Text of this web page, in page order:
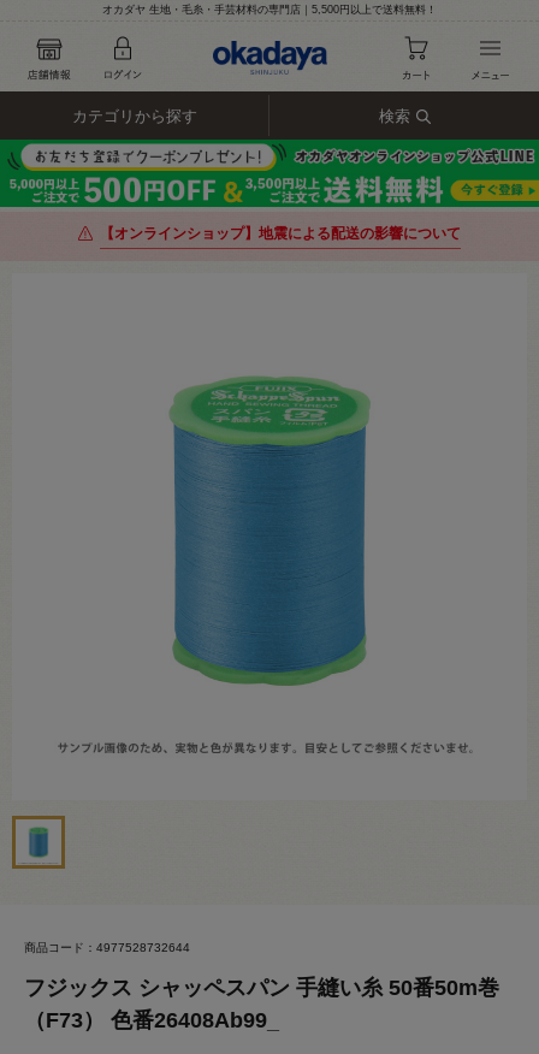
オカダヤ 生地・毛糸・手芸材料の専門店｜5,500円以上で送料無料！
カテゴリから探す 検索
【オンラインショップ】地震による配送の影響について
商品コード：4977528732644
フジックス シャッペスパン 手縫い糸 50番50m巻
（F73） 色番26408Ab99_